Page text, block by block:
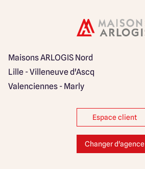
Maisons ARLOGIS Nord
Lille - Villeneuve d'Ascq
Valenciennes - Marly
Espace client
Changer d'agence